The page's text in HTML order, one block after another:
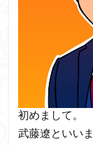
初めまして。
武藤遼といいま